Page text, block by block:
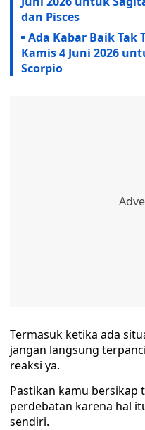
dan Pisces
Ada Kabar Baik Tak
Kamis 4 Juni 2026
Scorpio
Termasuk ketika ada
jangan langsung
reaksi ya.
Pastikan kamu bersikap
perdebatan karena hal
sendiri.